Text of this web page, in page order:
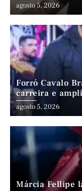
agosto 5, 2026
Forró Cavalo
carreira e
nordestino
agosto 5, 2026
Márcia Fellipe